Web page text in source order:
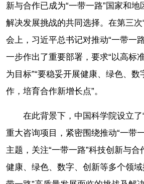
新与合作已成为“一带一路”国家和地
解决发展挑战的共同选择。在第三次
会上，习近平总书记对推动“一带一
一步作出了重要部署，要求“以高标
为目标”“要稳妥开展健康、绿色、
作，培育合作新增长点”。
在此背景下，中国科学院设立了
重大咨询项目，紧密围绕推动“一带
主题，关注“一带一路”科技创新与
健康、绿色、数字、创新等多个领